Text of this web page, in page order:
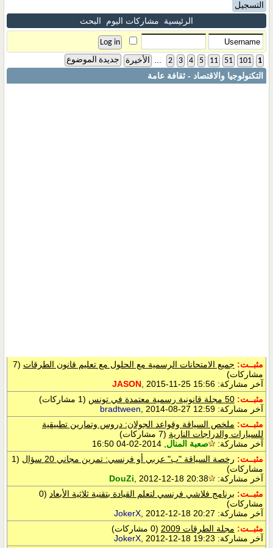
التسجيل
الرئيسية
مشاركات اليوم البحث
1
2 3 4 5 11 51 101 الأخيرة جديدة الموضوع
التكنولوجيا والاقتصاد - ثقافة عامة
مثبــت: جميع الامتحانات الرسمية مع الحلول مع تعليم قانون الطرقات
(7
مشاركات)
آخر مشاركة:
JASON, 2015-11-25 15:56
مثبــت: 50 مجلة قانونية رسمية معتمدة في تونس
(1 مشاركات)
آخر مشاركة:
bradtween , 2014-08-27 12:59
مثبــت: ملخص السياقة وقواعد الجولان: دروس وتمارين تطبيقية
للسيارات والدراجات النارية (7 مشاركات)
آخر مشاركة:
صعبة المنال , 2014-02-04 16:50
مثبــت: رخصة السياقة "ب" عربي أو فرنسي: تمرين مجاني 20 سؤال
(1
مشاركات)
آخر مشاركة:
DouZi , 2012-12-18 20:38
مثبــت: برنامج فلاشي فرنسي لتعلم القيادة بتقنية ثلاثية الأبعاد
(0
مشاركات)
آخر مشاركة:
JokerX, 2012-12-18 20:27
مثبــت: مجلة الطرقات 2009
(0 مشاركات)
آخر مشاركة:
JokerX, 2012-12-18 19:23